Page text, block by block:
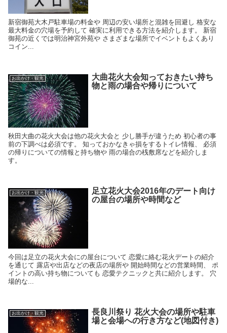
新宿御苑大木戸駐車場の料金や 周辺の安い場所と混雑を回避し 格安な
最大料金の穴場を予約して 確実に利用できる方法を紹介します。 新宿
御苑の近くでは明治神宮外苑や さまざまな場所でイベントもよくあり
コイン...
お出かけ・観光
大曲花火大会知っておきたい持ち
物と雨の場合や帰りについて
秋田大曲の花火大会は他の花火大会と 少し勝手が違うため 初心者の事
前の下調べは必須です。 知っておかなきゃ損をするトイレ情報、 必須
の帰りについての情報と持ち物や 雨の場合の桟敷席などを紹介しま
す。
お出かけ・観光
足立花火大会2016年のデート向け
の屋台の場所や時間など
今回は足立の花火大会にの屋台について 恋愛に絡む花火デートの紹介
を通じて 露店や出店などの夜店の場所や 開始時間などの営業時間、 ポ
イントの高い持ち物についても 恋愛テクニックと共に紹介します。 穴
場的な...
お出かけ・観光
長良川祭り 花火大会の場所や駐車
場と会場への行き方など(地図付き)